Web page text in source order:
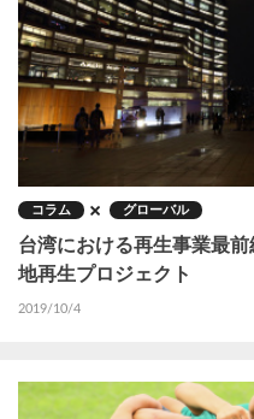
コラム グローバル
台湾における再生事業最
地再生プロジェクト
2019/10/4